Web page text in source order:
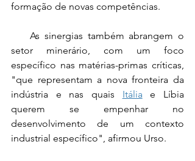
formação de novas competências.
As sinergias também abrangem o
setor minerário, com um foco
específico nas matérias-primas críticas,
"que representam a nova fronteira da
indústria e nas quais Itália e Líbia
querem se empenhar no
desenvolvimento de um contexto
industrial específico", afirmou Urso.